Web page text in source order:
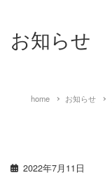
お知らせ
home お知らせ
2022年7月11日